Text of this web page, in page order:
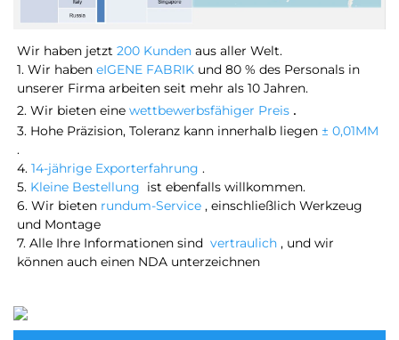
Wir haben jetzt 200 Kunden aus aller Welt.
1. Wir haben eIGENE FABRIK und 80 % des Personals in
unserer Firma arbeiten seit mehr als 10 Jahren.
2. Wir bieten eine wettbewerbsfähiger Preis .
3. Hohe Präzision, Toleranz kann innerhalb liegen
.
4. 14-jährige Exporterfahrung .
5. Kleine Bestellung ist ebenfalls willkommen.
6. Wir bieten rundum-Service , einschließlich Werkzeug
und Montage
7. Alle Ihre Informationen sind vertraulich , und wir
können auch einen NDA unterzeichnen